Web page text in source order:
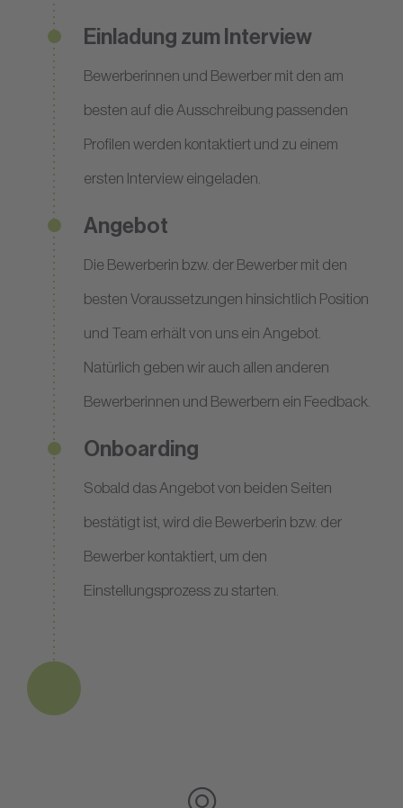
Einladung zum Interview
Bewerberinnen und Bewerber mit den am
besten auf die Ausschreibung passenden
Profilen werden kontaktiert und zu einem
ersten Interview eingeladen.
Angebot
Die Bewerberin bzw. der Bewerber mit den
besten Voraussetzungen hinsichtlich Position
und Team erhält von uns ein Angebot.
Natürlich geben wir auch allen anderen
Bewerberinnen und Bewerbern ein Feedback.
Onboarding
Sobald das Angebot von beiden Seiten
bestätigt ist, wird die Bewerberin bzw. der
Bewerber kontaktiert, um den
Einstellungsprozess zu starten.